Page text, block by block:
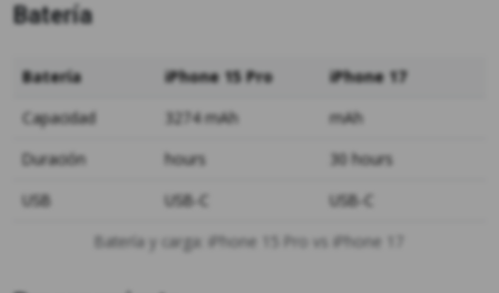
Batería
Batería y carga: iPhone 15 Pro vs iPhone 17
Batería iPhone 15 Pro
iPhone 17
Capacidad
3274 mAh
mAh
Duración
hours
30 hours
USB
USB-C USB-C